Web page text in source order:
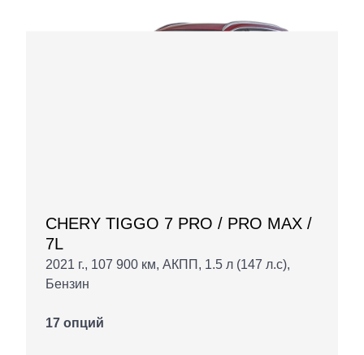
CHERY TIGGO 7 PRO / PRO MAX /
7L
2021 г., 107 900 км, АКПП, 1.5 л (147 л.с),
Бензин
17 опций